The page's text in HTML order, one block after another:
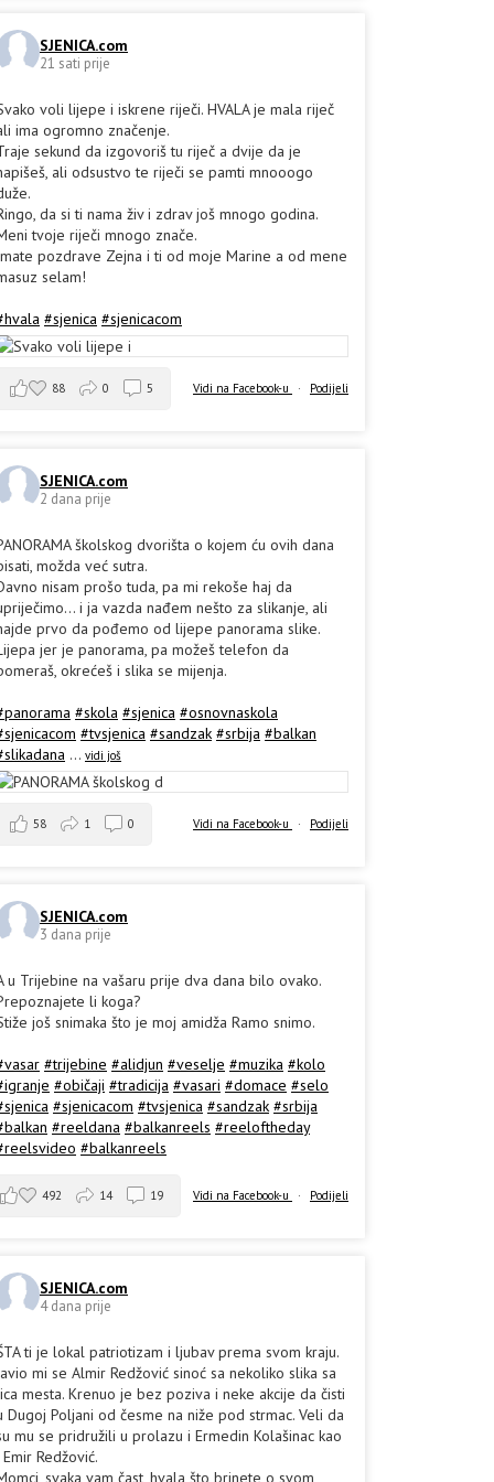
SJENICA.com
21 sati prije
voli lijepe i iskrene riječi. HVALA je mala riječ
ima ogromno značenje.
sekund da izgovoriš tu riječ a dvije da je
ali odsustvo te riječi se pamti mnooogo
da si ti nama živ i zdrav još mnogo godina.
tvoje riječi mnogo znače.
pozdrave Zejna i ti od moje Marine a od mene
selam!
#sjenica #sjenicacom
Vidi na Facebook-u · Podijeli
88 0 5
SJENICA.com
2 dana prije
školskog dvorišta o kojem ću ovih dana
možda već sutra.
nisam prošo tuda, pa mi rekoše haj da
i ja vazda nađem nešto za slikanje, ali
prvo da pođemo od lijepe panorama slike.
jer je panorama, pa možeš telefon da
okrećeš i slika se mijenja.
#skola #sjenica #osnovnaskola
#tvsjenica #sandzak #srbija #balkan
... vidi još
Vidi na Facebook-u · Podijeli
58 1 0
SJENICA.com
3 dana prije
u Trijebine na vašaru prije dva dana bilo ovako.
li koga?
još snimaka što je moj amidža Ramo snimo.
#trijebine #alidjun #veselje #muzika #kolo
#običaji #tradicija #vasari #domace #selo
#sjenicacom #tvsjenica #sandzak #srbija
#reeldana #balkanreels #reeloftheday
#balkanreels
Vidi na Facebook-u · Podijeli
492 14 19
SJENICA.com
4 dana prije
ti je lokal patriotizam i ljubav prema svom kraju.
mi se Almir Redžović sinoć sa nekoliko slika sa
mesta. Krenuo je bez poziva i neke akcije da čisti
Dugoj Poljani od česme na niže pod strmac. Veli da
mu se pridružili u prolazu i Ermedin Kolašinac kao
Redžović.
svaka vam čast, hvala što brinete o svom